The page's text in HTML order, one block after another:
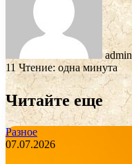
admin
11Чтение: одна минута
Читайте еще
Разное
07.07.2026